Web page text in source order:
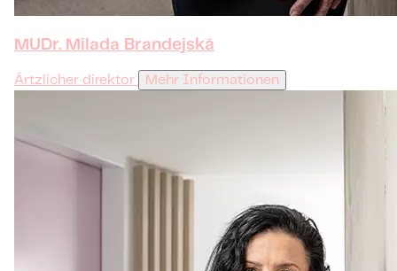
MUDr. Milada Brandejská
Ärtzlicher direktor Mehr Informationen